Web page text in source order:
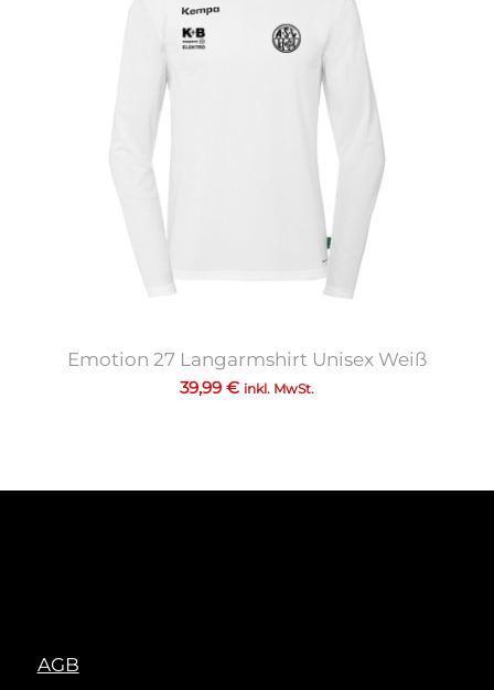
Emotion 27 Langarmshirt Unisex Weiß
39,99 € inkl. MwSt.
AGB